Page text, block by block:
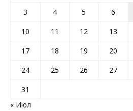
3 4 5 6
10
11 12 13
17
18 19 20
24
25 26 27
31
« Июл